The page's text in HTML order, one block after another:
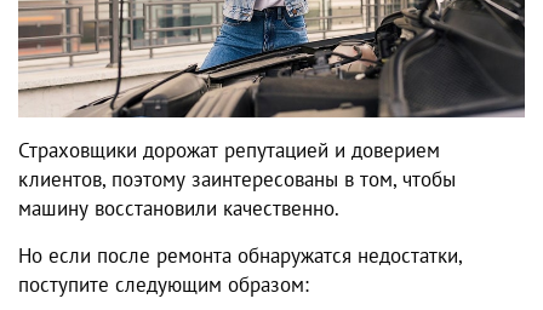
Страховщики дорожат репутацией и доверием
клиентов, поэтому заинтересованы в том, чтобы
машину восстановили качественно.
Но если после ремонта обнаружатся недостатки,
поступите следующим образом: